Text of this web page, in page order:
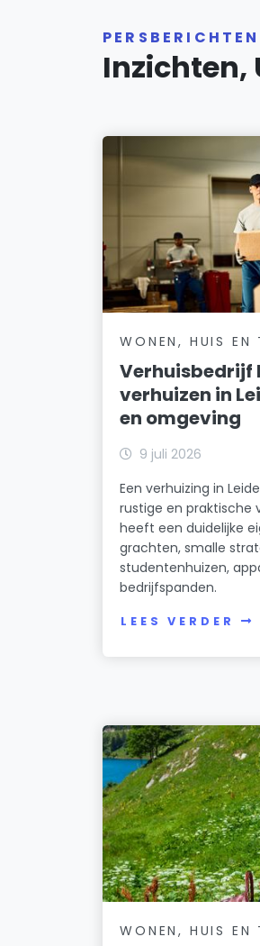
Inzichten,
WONEN, HUIS EN
Verhuisbedrijf
verhuizen in
en omgeving
9 juli 2026
Een verhuizing in
rustige en praktische
heeft een duidelijke
grachten, smalle
studentenhuizen,
bedrijfspanden.
LEES VERDER
WONEN, HUIS EN